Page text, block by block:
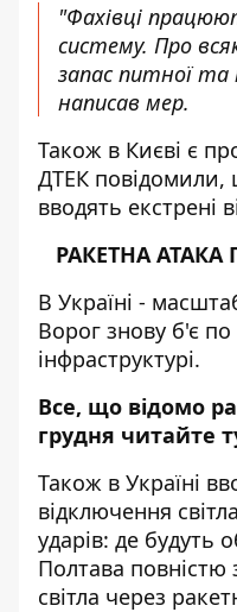
"Фахівці
систему. Про
запас питної та
написав мер.
Також в Києві є
ДТЕК повідомили,
вводять екстрені
РАКЕТНА АТАКА
В Україні -
Ворог знову б'є
інфраструктурі.
Все, що відомо
грудня читайте
Також в Україні
відключення
ударів: де будуть
Полтава
світла через